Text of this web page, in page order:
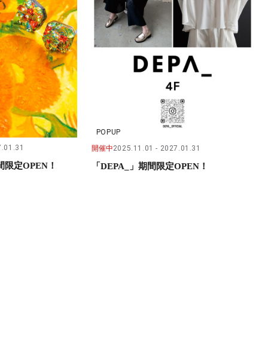
定OPEN！
POPUP
開催中2025.11.01 2027.01.31
「DEPA_」期間限定OPEN！